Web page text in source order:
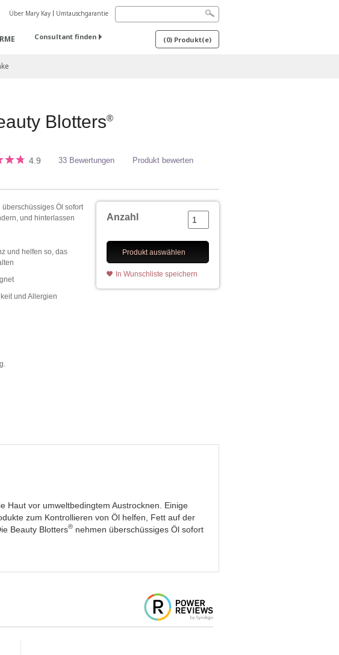
Über Mary Kay Umtauschgarantie
Consultant finden (0) Produkt(e)
Blotters®
4.9 33 Bewertungen Produkt bewerten
Anzahl
Produkt auswählen
In Wunschliste speichern
Öl sofort
und hinterlassen
und helfen so, das
und Allergien
Haut vor umweltbedingtem Austrocknen. Einige
zum Kontrollieren von Öl helfen, Fett auf der
Beauty Blotters®nehmen überschüssiges Öl sofort